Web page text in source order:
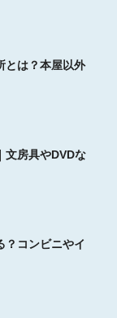
とは？本屋以外
文房具やDVDな
？コンビニやイ